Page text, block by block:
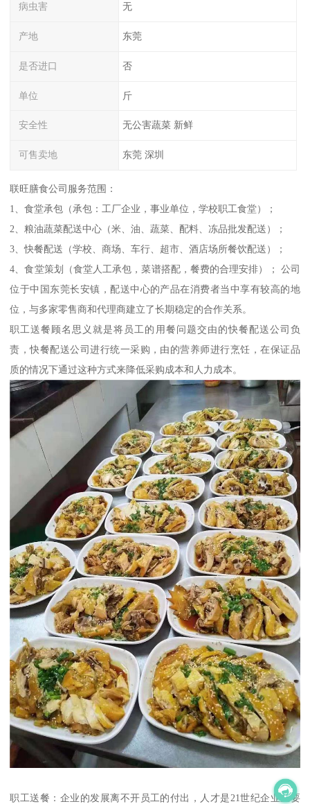
病虫害 无
产地 东莞
是否进口 否
单位 斤
安全性 无公害蔬菜 新鲜
可售卖地 东莞 深圳
联旺膳食公司服务范围：
1、食堂承包（承包：工厂企业，事业单位，学校职工食堂）；
2、粮油蔬菜配送中心（米、油、蔬菜、配料、冻品批发配送）；
3、快餐配送（学校、商场、车行、超市、酒店场所餐饮配送）；
4、食堂策划（食堂人工承包，菜谱搭配，餐费的合理安排）； 公司
位于中国东莞长安镇，配送中心的产品在消费者当中享有较高的地
位，与多家零售商和代理商建立了长期稳定的合作关系。
职工送餐顾名思义就是将员工的用餐问题交由的快餐配送公司负
责，快餐配送公司进行统一采购，由的营养师进行烹饪，在保证品
质的情况下通过这种方式来降低采购成本和人力成本。
职工送餐：企业的发展离不开员工的付出，人才是21世纪企业重要